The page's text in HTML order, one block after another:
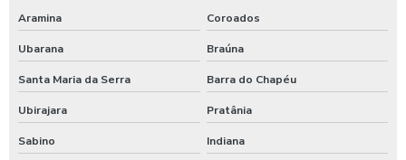
Aramina Coroados
Ubarana Braúna
Santa Maria da Serra Barra do Chapéu
Ubirajara Pratânia
Sabino Indiana